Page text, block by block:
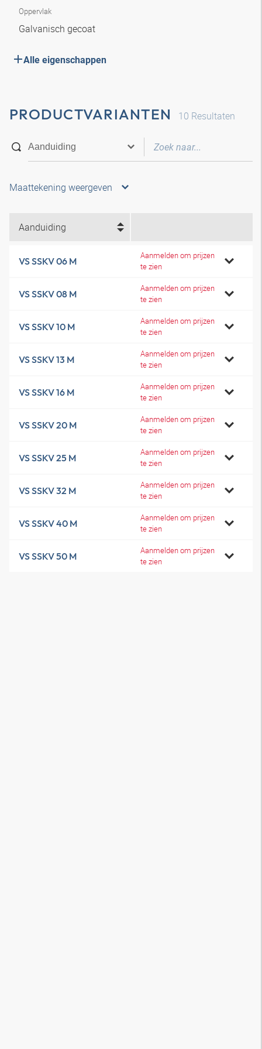
Oppervlak
Galvanisch gecoat
Alle eigenschappen
PRODUCTVARIANTEN 10 Resultaten
Maattekening weergeven
Aanduiding
VS SSKV 06 M
Aanmelden om prijzen
te zien
VS SSKV 08 M
Aanmelden om prijzen
te zien
VS SSKV 10 M
Aanmelden om prijzen
te zien
VS SSKV 13 M
Aanmelden om prijzen
te zien
VS SSKV 16 M
Aanmelden om prijzen
te zien
VS SSKV 20 M
Aanmelden om prijzen
te zien
VS SSKV 25 M
Aanmelden om prijzen
te zien
VS SSKV 32 M
Aanmelden om prijzen
te zien
VS SSKV 40 M
Aanmelden om prijzen
te zien
VS SSKV 50 M
Aanmelden om prijzen
te zien